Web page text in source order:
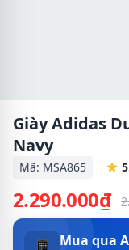
Giày Adidas
Navy
Mã: MSA865
2.290.000₫
Mua qua